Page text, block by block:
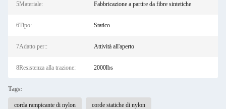
5Materiale: Fabbricazione a partire da fibre sintetiche
6Tipo: Statico
7Adatto per:: Attività all'aperto
8Resistenza alla trazione: 2000lbs
Tags:
corda rampicante di nylon corde statiche di nylon